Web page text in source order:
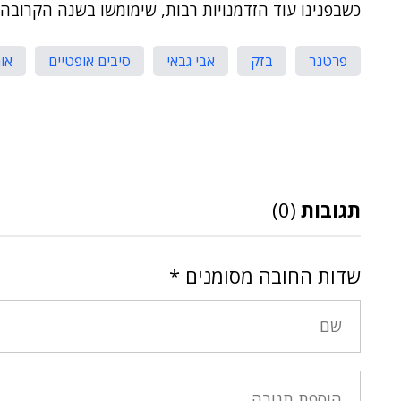
כשבפנינו עוד הזדמנויות רבות, שימומשו בשנה
פרטנר בזק אבי גבאי סיבים אופטיים
תגובות (0)
שדות החובה מסומנים *